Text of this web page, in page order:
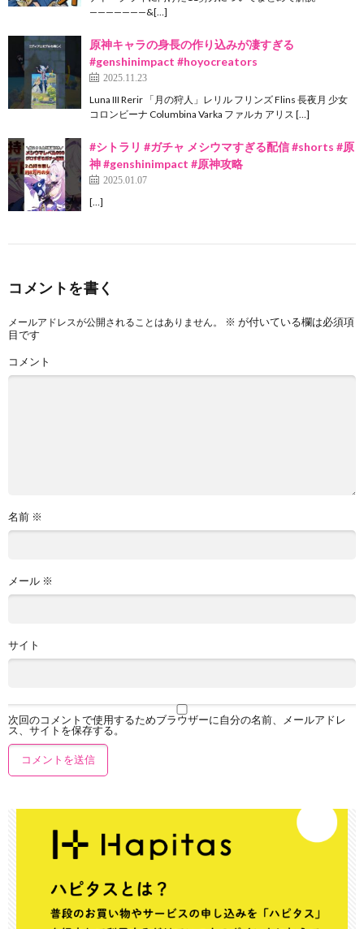
———————&[…]
原神キャラの身長の作り込みが凄すぎる
#genshinimpact #hoyocreators
2025.11.23
Luna III Rerir 「月の狩人」レリル フリンズ Flins 長夜月 少女
コロンビーナ Columbina Varka ファルカ アリス […]
#シトラリ #ガチャ メシウマすぎる配信 #shorts #原
神 #genshinimpact #原神攻略
2025.01.07
[…]
コメントを書く
メールアドレスが公開されることはありません。 ※ が付いている欄は必須項
目です
コメント
名前 ※
メール ※
サイト
次回のコメントで使用するためブラウザーに自分の名前、メールアドレ
ス、サイトを保存する。